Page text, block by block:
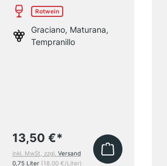
Rotwein
Graciano, Maturana,
Tempranillo
13,50 €*
inkl. MwSt, zzgl. Versand
0,75 Liter (18,00 €/Liter)